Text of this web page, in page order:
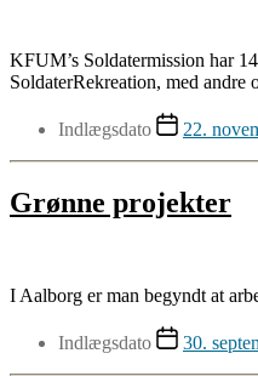
KFUM’s Soldatermission har
SoldaterRekreation, med
Indlægsdato 22.
Grønne projekter
I Aalborg er man begyndt at
Indlægsdato 30.